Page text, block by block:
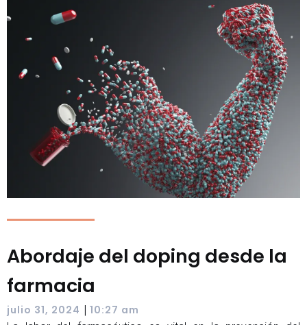
Abordaje del doping desde la
farmacia
julio 31, 2024 | 10:27 am